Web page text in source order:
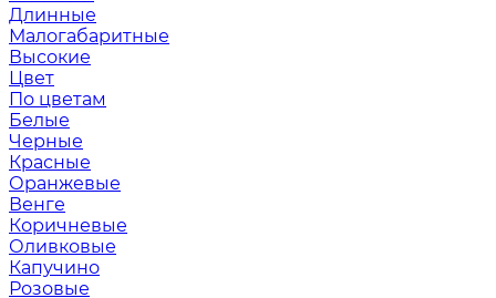
Длинные
Малогабаритные
Высокие
Цвет
По цветам
Белые
Черные
Красные
Оранжевые
Венге
Коричневые
Оливковые
Капучино
Розовые